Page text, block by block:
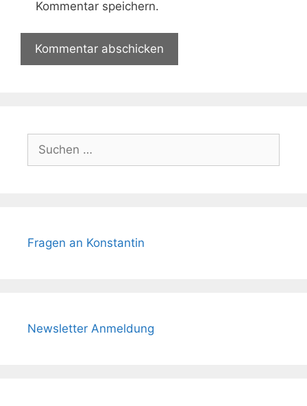
Kommentar speichern.
nach:
Fragen an Konstantin
Newsletter Anmeldung